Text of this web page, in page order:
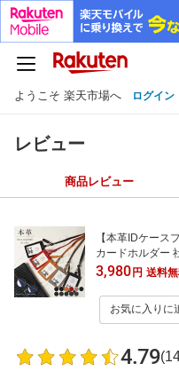
ようこそ 楽天市場へ ログイン
レビュー
商品レビュー
【本革IDケース
カードホルダー
員証ケース 社員
カードホルダー
き メンズ レデ
3,980円 送料
お気に入りに
4.79